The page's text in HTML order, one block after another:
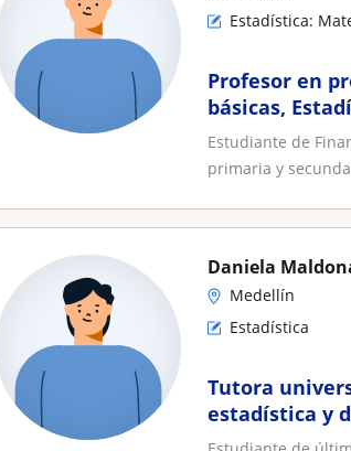
Estadística:
Profesor en
básicas,
Estudiante de
primaria y
Daniela
Medellín
Estadística
Tutora
estadística y